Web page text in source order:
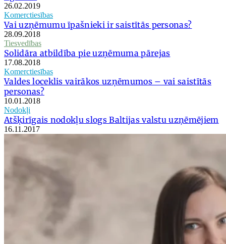
26.02.2019
Komerctiesības
Vai uzņēmumu īpašnieki ir saistītās personas?
28.09.2018
Tiesvedības
Solidāra atbildība pie uzņēmuma pārejas
17.08.2018
Komerctiesības
Valdes loceklis vairākos uzņēmumos – vai saistītās
personas?
10.01.2018
Nodokļi
Atšķirīgais nodokļu slogs Baltijas valstu uzņēmējiem
16.11.2017